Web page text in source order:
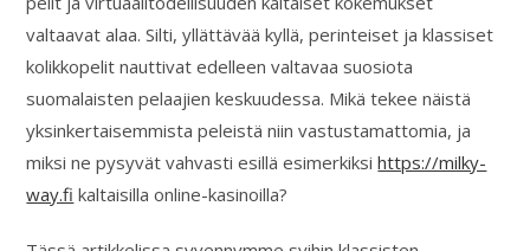
valtaavat alaa. Silti, yllättävää kyllä, perinteiset ja klassiset
kolikkopelit nauttivat edelleen valtavaa suosiota
suomalaisten pelaajien keskuudessa. Mikä tekee näistä
yksinkertaisemmista peleistä niin vastustamattomia, ja
miksi ne pysyvät vahvasti esillä esimerkiksihttps://milky-
way.fi kaltaisilla online-kasinoilla?